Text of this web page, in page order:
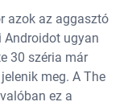
azok az aggasztó
Androidot ugyan
30 széria már
meg. A The
valóban ez a